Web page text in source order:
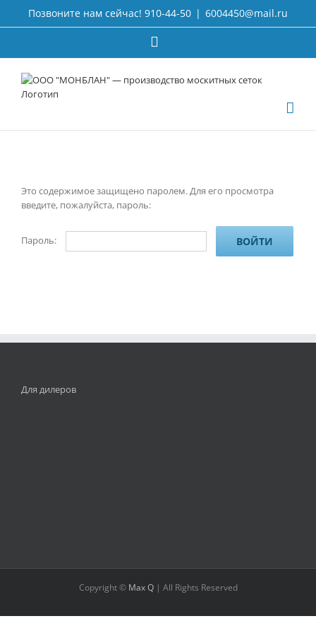
Позвоните нам сейчас! 910-44-50 | 6004450@mail.ru
Это содержимое защищено паролем. Для его просмотра
введите, пожалуйста, пароль:
Пароль:
Для дилеров
Copyright © Max Q| All Rights Reserved